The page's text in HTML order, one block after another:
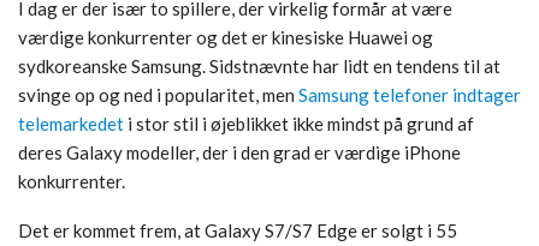
I dag er der især to spillere, der virkelig formår at være
værdige konkurrenter og det er kinesiske Huawei og
sydkoreanske Samsung. Sidstnævnte har lidt en tendens til at
svinge op og ned i popularitet, men Samsung telefoner indtager
telemarkedet i stor stil i øjeblikket ikke mindst på grund af
deres Galaxy modeller, der i den grad er værdige iPhone
konkurrenter.
Det er kommet frem, at Galaxy S7/S7 Edge er solgt i 55